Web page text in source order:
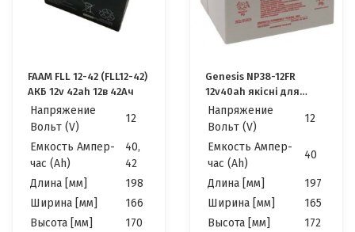
FAAM FLL 12-42 (FLL12-42)
АКБ 12v 42ah 12в 42Ач
Напряжение
Вольт (V)
12
Емкость Ампер-
час (Ah)
40,
42
Длина [мм]
198
Ширина [мм]
166
Высота [мм]
170
Genesis NP38-12FR
12v40ah якісні для
Котла, ДБЖ, ИБП
Напряжение
Вольт (V)
12
Емкость Ампер-
час (Ah)
40
Длина [мм]
197
Ширина [мм]
165
Высота [мм]
172